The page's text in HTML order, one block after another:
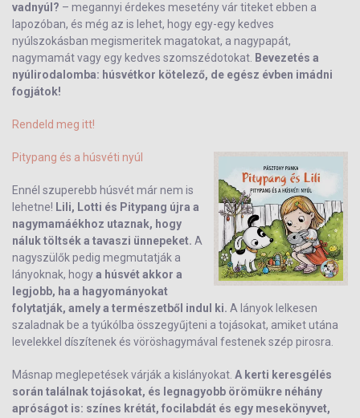
vadnyúl? – megannyi érdekes mesetény vár titeket ebben a
lapozóban, és még az is lehet, hogy egy-egy kedves
nyúlszokásban megismeritek magatokat, a nagypapát,
nagymamát vagy egy kedves szomszédotokat. Bevezetés a
nyúlirodalomba: húsvétkor kötelező, de egész évben imádni
fogjátok!
Rendeld meg itt!
Pitypang és a húsvéti nyúl
Ennél szuperebb húsvét már nem is
lehetne! Lili, Lotti és Pitypang újra a
nagymamáékhoz utaznak, hogy
náluk töltsék a tavaszi ünnepeket. A
nagyszülők pedig megmutatják a
lányoknak, hogya húsvét akkor a
legjobb, ha a hagyományokat
folytatják, amely a természetből indul ki. A lányok lelkesen
szaladnak be a tyúkólba összegyűjteni a tojásokat, amiket utána
levelekkel díszítenek és vöröshagymával festenek szép pirosra.
Másnap meglepetések várják a kislányokat. A kerti keresgélés
során találnak tojásokat, és legnagyobb örömükre néhány
apróságot is: színes krétát, focilabdát és egy mesekönyvet,